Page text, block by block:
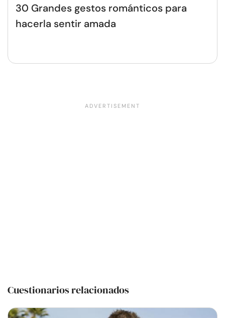
30 Grandes gestos románticos para
hacerla sentir amada
Cuestionarios relacionados